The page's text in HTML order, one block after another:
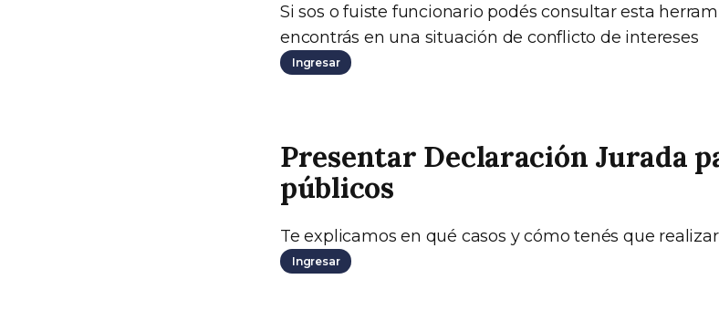
Si sos o fuiste funcionario podés consultar esta
encontrás en una situación de conflicto de intereses
Ingresar
Presentar Declaración Jurada
públicos
Te explicamos en qué casos y cómo tenés que
Ingresar